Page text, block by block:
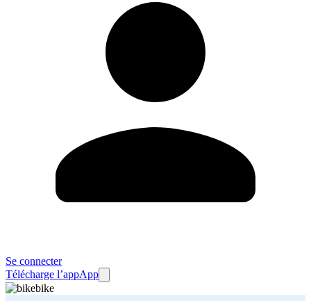
Se connecter
Télécharge l’appApp